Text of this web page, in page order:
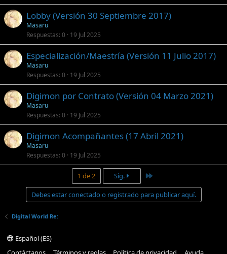
Lobby (Versión 30 Septiembre 2017)
Masaru
Respuestas 0 19 Jul 2025
Especialización/Maestría (Versión 11 Julio 2017)
Masaru
Respuestas 0 19 Jul 2025
Digimon por Contrato (Versión 04 Marzo 2021)
Masaru
Respuestas 0 19 Jul 2025
Digimon Acompañantes (17 Abril 2021)
Masaru
Respuestas 0 19 Jul 2025
1 de 2 Sig. Último
Debes estar conectado o registrado para publicar aquí.
Digital World Re:
Español (ES)